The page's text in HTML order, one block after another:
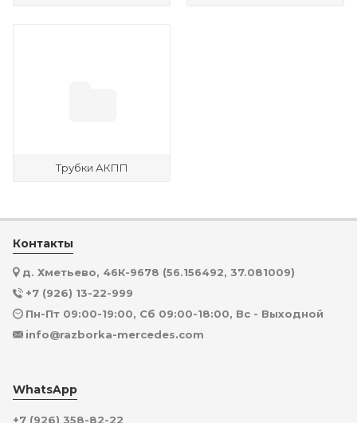
Трубки АКПП
Контакты
д. Хметьево, 46К-9678 (56.156492, 37.081009)
+7 (926) 13-22-999
Пн-Пт 09:00-19:00, Сб 09:00-18:00, Вс - Выходной
info@razborka-mercedes.com
WhatsApp
+7 (926) 358-82-22